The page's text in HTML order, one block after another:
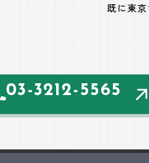
既に東京
03-3212-5565